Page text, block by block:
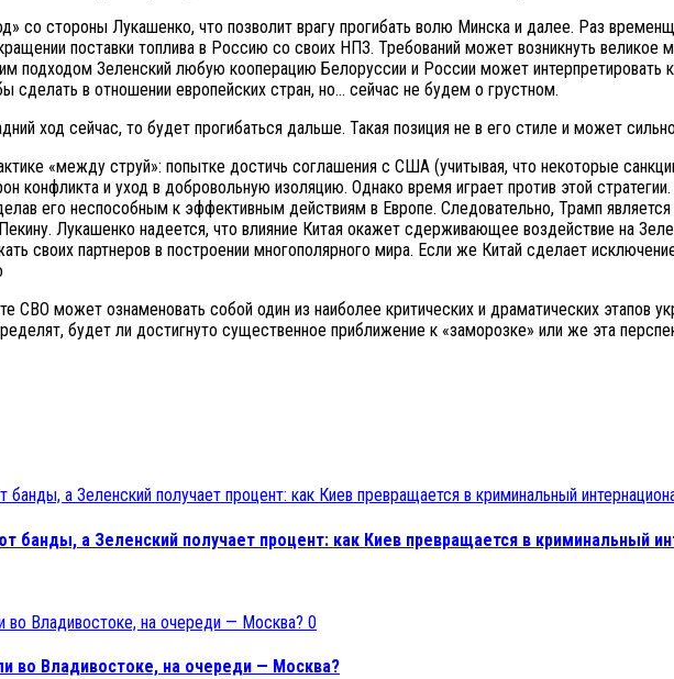
со стороны Лукашенко, что позволит врагу прогибать волю Минска и далее. Раз
поставки топлива в Россию со своих НПЗ. Требований может возникнуть великое
подходом Зеленский любую кооперацию Белоруссии и России может интерпретировать
сделать в отношении европейских стран, но… сейчас не будем о грустном.
ход сейчас, то будет прогибаться дальше. Такая позиция не в его стиле и может
«между струй»: попытке достичь соглашения с США (учитывая, что некоторые
конфликта и уход в добровольную изоляцию. Однако время играет против этой
его неспособным к эффективным действиям в Европе. Следовательно, Трамп
Лукашенко надеется, что влияние Китая окажет сдерживающее воздействие на
своих партнеров в построении многополярного мира. Если же Китай сделает
СВО может ознаменовать собой один из наиболее критических и драматических этапов
будет ли достигнуто существенное приближение к «заморозке» или же эта
банды, а Зеленский получает процент: как Киев превращается в криминальный
0
во Владивостоке, на очереди — Москва?